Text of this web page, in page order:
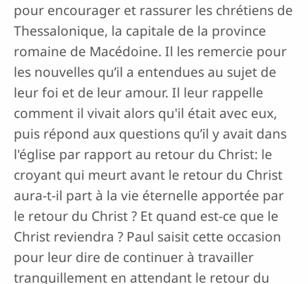
pour encourager et rassurer les chrétiens de
Thessalonique, la capitale de la province
romaine de Macédoine. Il les remercie pour
les nouvelles qu’il a entendues au sujet de
leur foi et de leur amour. Il leur rappelle
comment il vivait alors qu'il était avec eux,
puis répond aux questions qu’il y avait dans
l'église par rapport au retour du Christ: le
croyant qui meurt avant le retour du Christ
aura-t-il part à la vie éternelle apportée par
le retour du Christ ? Et quand est-ce que le
Christ reviendra ? Paul saisit cette occasion
pour leur dire de continuer à travailler
tranquillement en attendant le retour du